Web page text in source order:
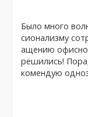
Было много
сионализму
ащению
решились!
комендую